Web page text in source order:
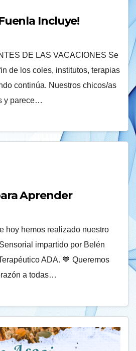
Incluye!
DE LAS VACACIONES Se
de los coles, institutos, terapias
continúa. Nuestros chicos/as
y parece…
Aprender
hoy hemos realizado nuestro
impartido por Belén
ADA. 💙 Queremos
a todas…